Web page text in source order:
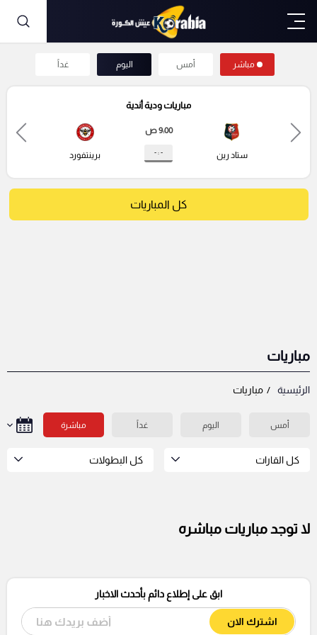
مباشر أمس اليوم غداً
مباريات ودية أندية
ستاد رين
9:00 ص
- : - برينتفورد
كل المباريات
مباريات
الرئيسية مباريات
أمس اليوم غداً مباشرة
كل القارات كل البطولات
لا توجد مباريات مباشره
ابق على إطلاع دائم بأحدث الاخبار
اشترك الان